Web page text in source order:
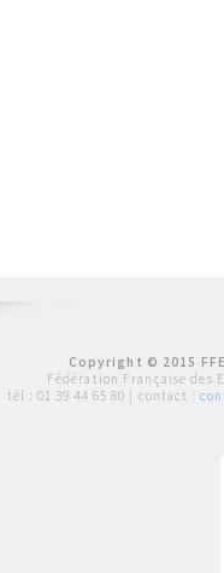
Copyright © 2015
Fédération Française des
tél : 01 39 44 65 80 | contact :